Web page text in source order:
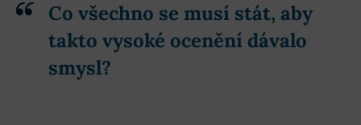
Co všechno se musí stát, aby
takto vysoké ocenění dávalo
smysl?